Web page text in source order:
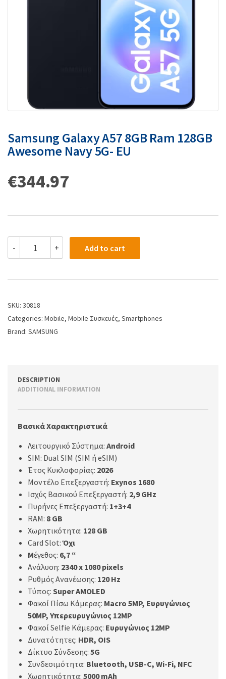
Samsung Galaxy A57 8GB Ram 128GB
Awesome Navy 5G- EU
€344.97
- + Add to cart
SKU: 30818
Categories: Mobile, Mobile Συσκευές, Smartphones
Brand: SAMSUNG
DESCRIPTION
ADDITIONAL INFORMATION
Βασικά Χαρακτηριστικά
Λειτουργικό Σύστημα: Android
SIM: Dual SIM (SIM ή eSIM)
Έτος Κυκλοφορίας: 2026
Μοντέλο Επεξεργαστή: Exynos 1680
Ισχύς Βασικού Επεξεργαστή: 2,9 GHz
Πυρήνες Επεξεργαστή: 1+3+4
RAM: 8 GB
Χωρητικότητα: 128 GB
Card Slot:Όχι
Μέγεθος: 6,7 “
Ανάλυση: 2340 x 1080 pixels
Ρυθμός Ανανέωσης: 120 Hz
Τύπος: SuperAMOLED
Φακοί Πίσω Κάμερας: Macro 5MP, Ευρυγώνιος
50MP, Υπερευρυγώνιος 12MP
Φακοί Selfie Κάμερας: Ευρυγώνιος 12MP
Δυνατότητες: HDR, OIS
Δίκτυο Σύνδεσης: 5G
Συνδεσιμότητα: Bluetooth, USB-C, Wi-Fi, NFC
Χωρητικότητα: 5000 mAh